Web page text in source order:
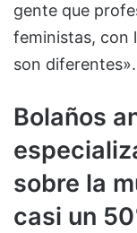
gente que
feministas, con
son diferentes».
Bolaños
sobre la
casi un